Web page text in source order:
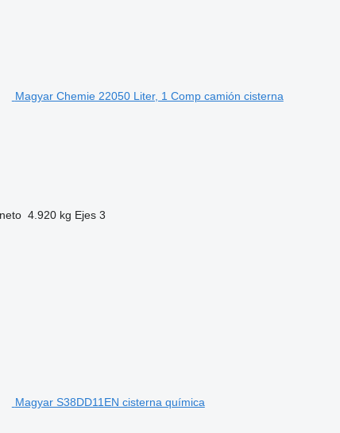
Magyar Chemie 22050 Liter, 1 Comp camión cisterna
4.920 kg Ejes 3
Magyar S38DD11EN cisterna química